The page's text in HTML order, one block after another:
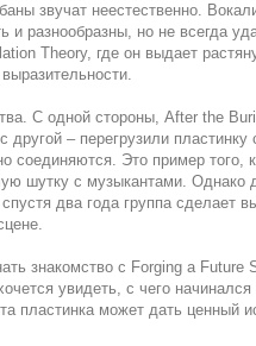
звучат неестественно.
и разнообразны, но не всегда
Theory, где он выдает
С одной стороны, After the
другой – перегрузили
соединяются. Это пример того,
шутку с музыкантами. Однако
два года группа сделает
знакомство с Forging a Future
увидеть, с чего
пластинка может дать ценный